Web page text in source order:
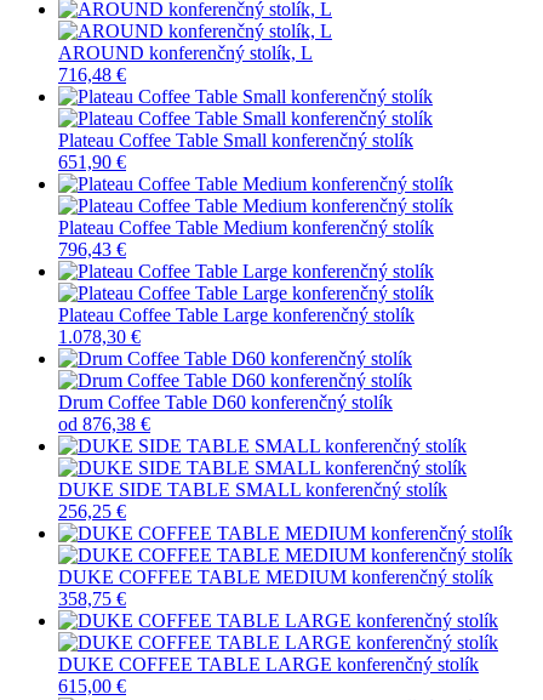
AROUND konferenčný stolík, L
716,48 €
Plateau Coffee Table Small konferenčný stolík
651,90 €
Plateau Coffee Table Medium konferenčný stolík
796,43 €
Plateau Coffee Table Large konferenčný stolík
1.078,30 €
Drum Coffee Table D60 konferenčný stolík
od 876,38 €
DUKE SIDE TABLE SMALL konferenčný stolík
256,25 €
DUKE COFFEE TABLE MEDIUM konferenčný stolík
358,75 €
DUKE COFFEE TABLE LARGE konferenčný stolík
615,00 €